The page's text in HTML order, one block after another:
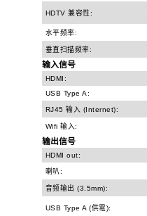
HDTV 兼容性:
水平频率:
垂直扫描频率:
输入信号
HDMI:
USB Type A:
RJ45 输入 (Internet):
Wifi 输入:
输出信号
HDMI out:
喇叭:
音频输出 (3.5mm):
USB Type A (供電):